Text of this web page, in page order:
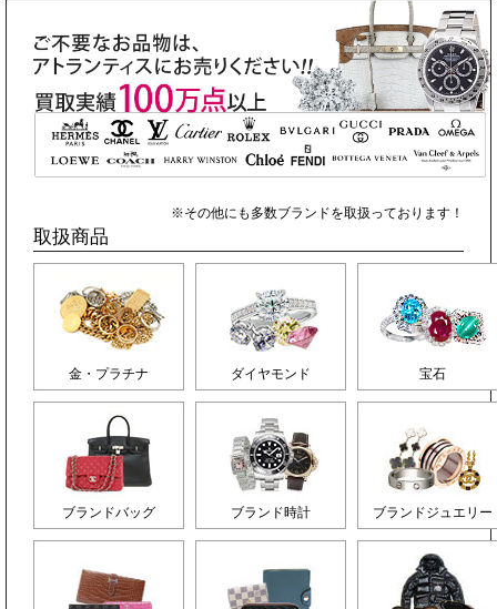
※その他にも多数ブランドを取扱っております！
取扱商品
金・プラチナ ダイヤモンド 宝石
ブランドバッグ ブランド時計 ブランドジュエリー